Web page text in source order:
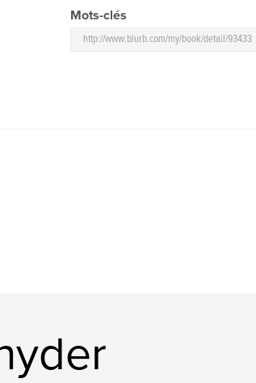
Mots-clés
http://www.blurb.com/my/book/detail/93433